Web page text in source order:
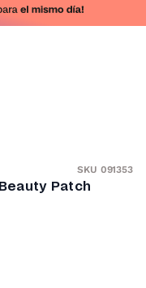
SKU 091353
Patch